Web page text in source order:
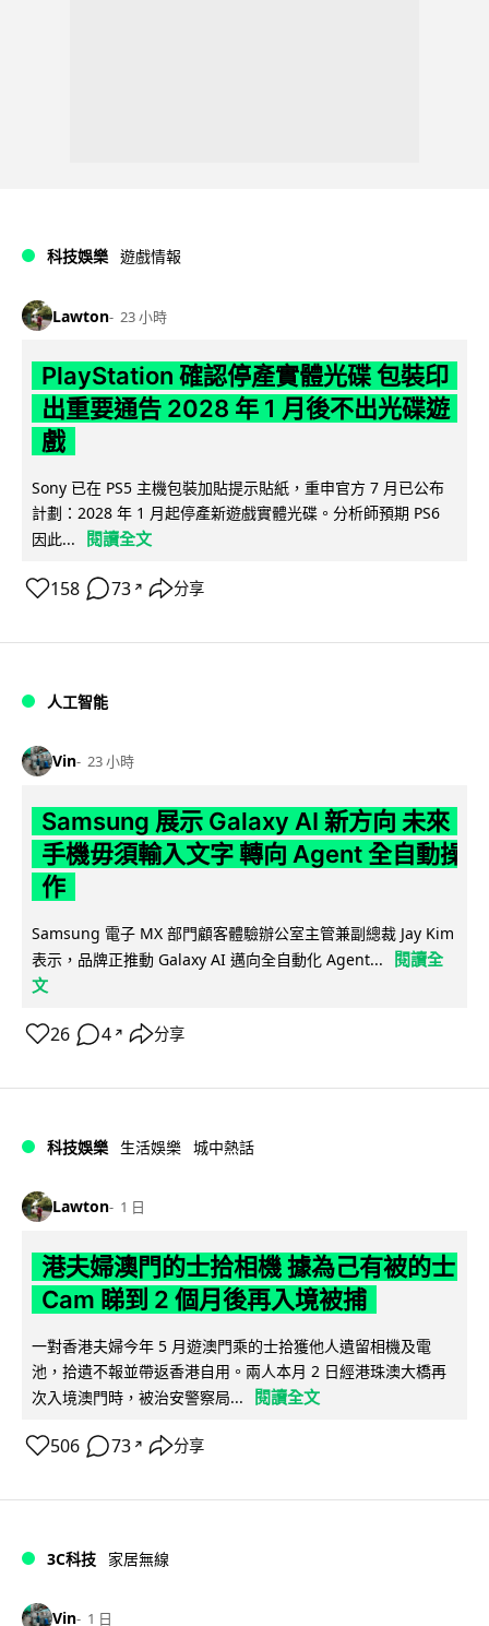
科技娛樂 遊戲情報
Lawton 23 小時
PlayStation 確認停產實體光碟 包裝印
出重要通告 2028 年 1 月後不出光碟遊
戲
Sony 已在 PS5 主機包裝加貼提示貼紙，重申官方 7 月已公布
計劃：2028 年 1 月起停產新遊戲實體光碟。分析師預期 PS6
因此...
閱讀全文
158 73 ↗ 分享
人工智能
Vin 23 小時
Samsung 展示 Galaxy AI 新方向 未來
手機毋須輸入文字 轉向 Agent 全自動操
作
Samsung 電子 MX 部門顧客體驗辦公室主管兼副總裁 Jay Kim
表示，品牌正推動 Galaxy AI 邁向全自動化 Agent...
閱讀全
文
26 4 ↗ 分享
科技娛樂 生活娛樂 城中熱話
Lawton 1 日
港夫婦澳門的士拾相機 據為己有被的士
Cam 睇到 2 個月後再入境被捕
一對香港夫婦今年 5 月遊澳門乘的士拾獲他人遺留相機及電
池，拾遺不報並帶返香港自用。兩人本月 2 日經港珠澳大橋再
次入境澳門時，被治安警察局...
閱讀全文
506 73 ↗ 分享
3C科技 家居無線
Vin 1 日